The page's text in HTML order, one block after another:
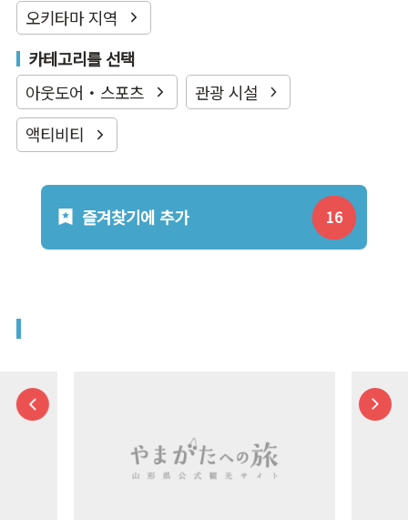
오키타마 지역
카테고리를 선택
아웃도어・스포츠
관광 시설
액티비티
즐겨찾기에 추가